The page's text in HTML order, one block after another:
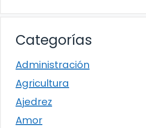
Categorías
Administración
Agricultura
Ajedrez
Amor